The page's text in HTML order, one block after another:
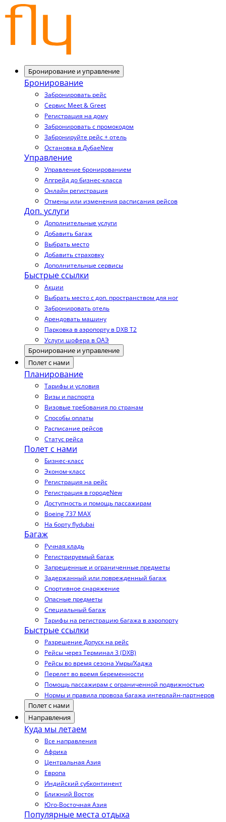
Бронирование и управление
Бронирование
Забронировать рейс
Сервис Meet & Greet
Регистрация на дому
Забронировать с промокодом
Забронируйте рейс + отель
Остановка в ДубаеNew
Управление
Управление бронированием
Апгрейд до бизнес-класса
Онлайн регистрация
Отмены или изменения расписания рейсов
Доп. услуги
Дополнительные услуги
Добавить багаж
Выбрать место
Добавить страховку
Дополнительные сервисы
Быстрые ссылки
Акции
Выбрать место с доп. пространством для ног
Забронировать отель
Арендовать машину
Парковка в аэропорту в DXB T2
Услуги шофера в ОАЭ
Бронирование и управление
Полет с нами
Планирование
Тарифы и условия
Визы и паспорта
Визовые требования по странам
Способы оплаты
Расписание рейсов
Статус рейса
Полет с нами
Бизнес-класс
Эконом-класс
Регистрация на рейс
Регистрация в городеNew
Доступность и помощь пассажирам
Boeing 737 MAX
На борту flydubai
Багаж
Ручная кладь
Регистрируемый багаж
Запрещенные и ограниченные предметы
Задержанный или поврежденный багаж
Спортивное снаряжение
Опасные предметы
Специальный багаж
Тарифы на регистрацию багажа в аэропорту
Быстрые ссылки
Разрешение Допуск на рейс
Рейсы через Терминал 3 (DXB)
Рейсы во время сезона Умры/Хаджа
Перелет во время беременности
Помощь пассажирам с ограниченной подвижностью
Нормы и правила провоза багажа интерлайн-партнеров
Полет с нами
Направления
Куда мы летаем
Все направления
Африка
Центральная Азия
Европа
Индийский субконтинент
Ближний Восток
Юго-Восточная Азия
Популярные места отдыха